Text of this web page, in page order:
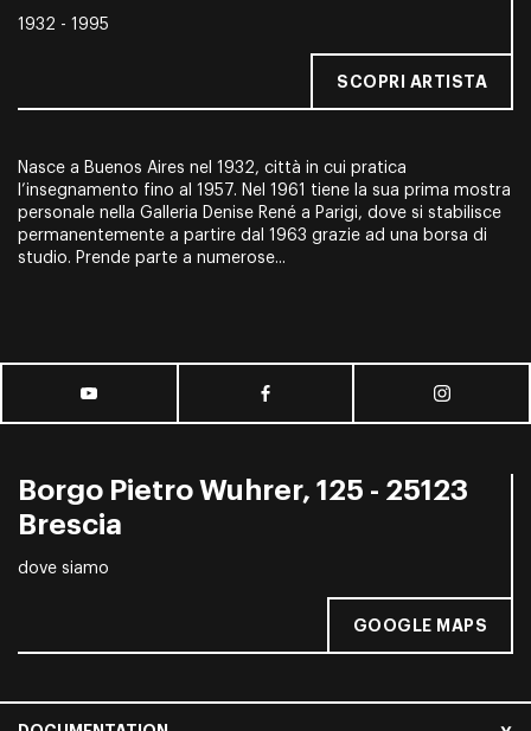
1932 - 1995
SCOPRI ARTISTA
Nasce a Buenos Aires nel 1932, città in cui pratica
l’insegnamento fino al 1957. Nel 1961 tiene la sua prima mostra
personale nella Galleria Denise René a Parigi, dove si stabilisce
permanentemente a partire dal 1963 grazie ad una borsa di
studio. Prende parte a numerose...
Borgo Pietro Wuhrer, 125 - 25123
Brescia
dove siamo
GOOGLE MAPS